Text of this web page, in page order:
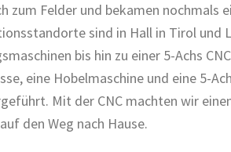
Felder und bekamen nochmals
sind in Hall in Tirol und
bis hin zu einer 5-Achs
eine Hobelmaschine und eine 5-
Mit der CNC machten wir
den Weg nach Hause.